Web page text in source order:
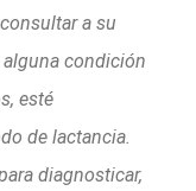
a su
condición
esté
de lactancia.
diagnosticar,